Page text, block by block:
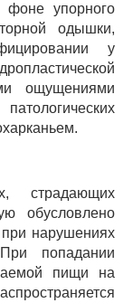
упорного
одышки,
у
ощущениями
страдающих
обусловлено
нарушениях
попадании
пищи на